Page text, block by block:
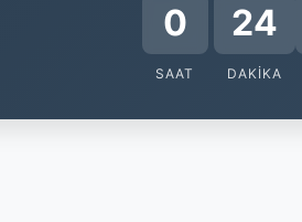
0
SAAT
24
DAKIKA